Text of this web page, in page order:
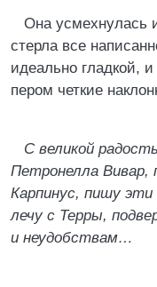
Она усмехнулась
стерла все
идеально гладкой,
пером четкие
С великой
Петронелла Вивар,
Карпинус, пишу
лечу с Терры,
и неудобствам…